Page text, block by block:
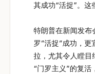
其成功“活捉”。这
特朗普在新闻发布
罗“活捉“成功，更
拉，尤其令人瞠目
“门罗主义”的复